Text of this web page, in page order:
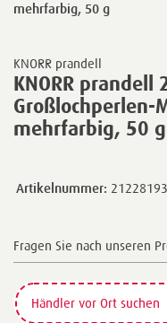
KNORR prandell
KNORR prandell
Großlochperlen-
mehrfarbig, 50 g
mehrfarbig, 50 g
Artikelnummer:
Fragen Sie nach unseren
Händler vor Ort suchen